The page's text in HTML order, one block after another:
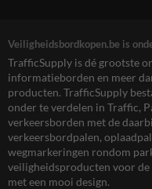
Veiligheidsbordkopen.be is
TrafficSupply is dé grootste
informatieborden en meer
producten. TrafficSupply
onder te verdelen in Traffic,
verkeersborden met de
verkeersbordpalen,
wegmarkeringen rondom
veiligheidsproducten voor
met een mooi design.